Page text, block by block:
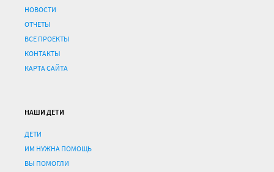
НОВОСТИ
ОТЧЕТЫ
ВСЕ ПРОЕКТЫ
КОНТАКТЫ
КАРТА САЙТА
НАШИ ДЕТИ
ДЕТИ
ИМ НУЖНА ПОМОЩЬ
ВЫ ПОМОГЛИ